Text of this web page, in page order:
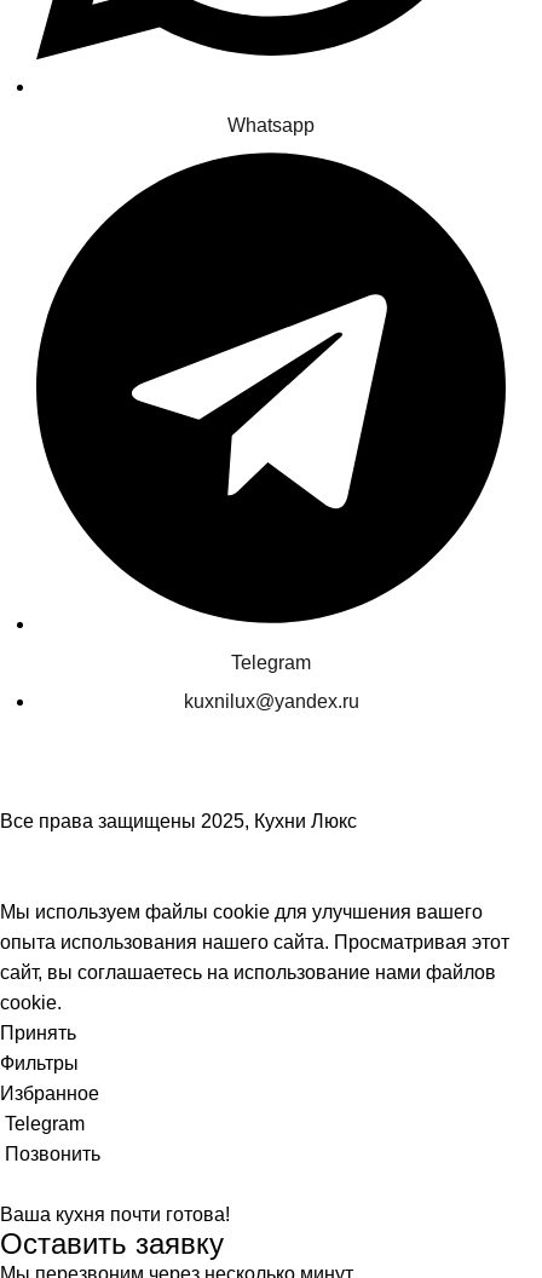
Whatsapp
Telegram
kuxnilux@yandex.ru
Все права защищены 2025, Кухни Люкс
Мы используем файлы cookie для улучшения вашего
опыта использования нашего сайта. Просматривая этот
сайт, вы соглашаетесь на использование нами файлов
cookie.
Принять
Фильтры
Избранное
Telegram
Позвонить
Ваша кухня почти готова!
Оставить заявку
Мы перезвоним через несколько минут